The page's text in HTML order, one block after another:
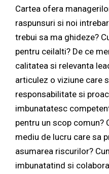
Cartea ofera
raspunsuri si noi
trebui sa ma ghideze?
pentru ceilalti? De ce
calitatea si relevanta
articulez o viziune care
responsabilitate si
imbunatatesc
pentru un scop comun?
mediu de lucru care sa
asumarea riscurilor?
imbunatatind si